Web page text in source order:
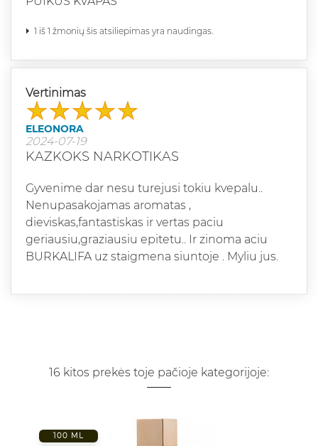
1 iš 1 žmonių šis atsiliepimas yra naudingas.
Vertinimas
ELEONORA
2024-07-19
KAZKOKS NARKOTIKAS
Gyvenime dar nesu turejusi tokiu kvepalu..
Nenupasakojamas aromatas ,
dieviskas,fantastiskas ir vertas paciu
geriausiu,graziausiu epitetu.. Ir zinoma aciu
BURKALIFA uz staigmena siuntoje . Myliu jus.
16 kitos prekės toje pačioje kategorijoje:
100 ML